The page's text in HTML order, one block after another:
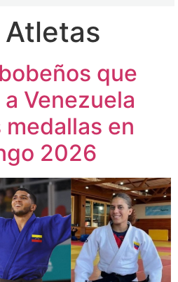
Atletas
que
Venezuela
en
2026